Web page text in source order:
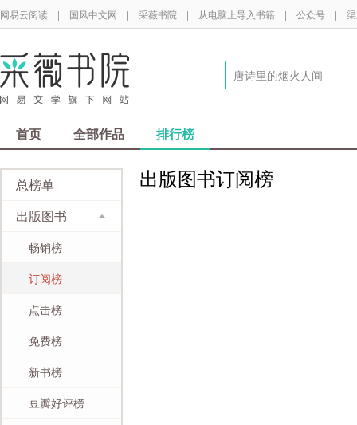
网易云阅读 | 国风中文网 | 采薇书院 | 从电脑上导入书籍 | 公众号 |
首页 全部作品 排行榜
总榜单
出版图书
畅销榜
订阅榜
点击榜
免费榜
新书榜
豆瓣好评榜
出版图书订阅榜